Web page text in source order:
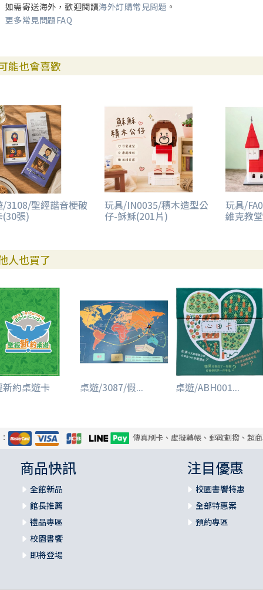
輪換角色與開始新回合】
遊戲結束與勝負決定】
注意事項】
伍成員可以去聽取另一隊的討論，但不能偷看對方的卡片架或提示
詞人不能發出任何聲音或做出任何動作跟手勢來提示答案，只能通
果你已經玩過初始遊戲，接下來的遊戲可以按照以下的答案卡數量來
遊戲：使用15張答案卡
5人遊戲：使用21張答案卡
或更多人遊戲：使用25張答案卡
使用一組故事詞彙卡（棕色或米色），以及只有一名提詞人。
事講述者在開始展示故事詞彙卡之前，負責啟動計時器。
果在時間結束前正確猜出答案，猜出答案的玩家獲得該答案卡。接
如需寄送海外，歡迎閱讀海外訂購常見問題 。
更多常見問題FAQ
能也會喜歡
/3108/聖經諧音梗破
(30張)
玩具/IN0035/積木造型公
仔-穌穌(201片)
玩具/
維克教
人也買了
約桌遊卡 桌遊/3087/假... 桌遊/ABH001...
傳真刷卡、虛擬轉帳、郵政劃撥、超
商品快訊
全館新品
館長推薦
禮品專區
校園書饗
即將登場
注目優惠
校園書饗特惠
全部特惠案
預約專區